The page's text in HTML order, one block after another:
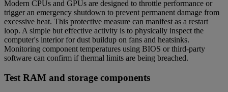
Modern CPUs and GPUs are designed to throttle performance or
trigger an emergency shutdown to prevent permanent damage from
excessive heat. This protective measure can manifest as a restart
loop. A simple but effective activity is to physically inspect the
computer's interior for dust buildup on fans and heatsinks.
Monitoring component temperatures using BIOS or third-party
software can confirm if thermal limits are being breached.
Test RAM and storage components